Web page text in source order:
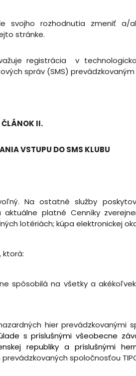
svojho rozhodnutia zmeniť a/
stránke.
registrácia v
správ (SMS) prevádzkovaným
ČLÁNOK II.
VSTUPU DO SMS KLUBU
Na ostatné služby
aktuálne platné Cenníky
lotériách; kúpa elektronickej
ktorá:
spôsobilá na všetky a
hier prevádzkovanými
s príslušnými všeobecne
republiky a príslušnými
spoločnosťou